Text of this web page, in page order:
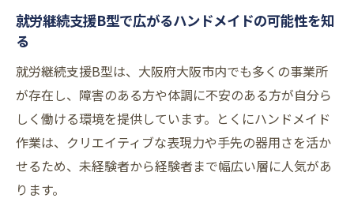
大阪の就労継続支援B型で体験できる作業例
紹介
ハンドメイドを活かす就労継続支援B型の魅力
とは
就労継続支援B型でハンドメイドに挑戦する
価値
自分のペースで学べるハンドメイド作業の
就労継続支援B型で広がるハンドメイドの可能性を知
る
就労継続支援B型は、大阪府大阪市内でも多くの事業所
が存在し、障害のある方や体調に不安のある方が自分ら
しく働ける環境を提供しています。とくにハンドメイド
作業は、クリエイティブな表現力や手先の器用さを活か
せるため、未経験者から経験者まで幅広い層に人気があ
ります。